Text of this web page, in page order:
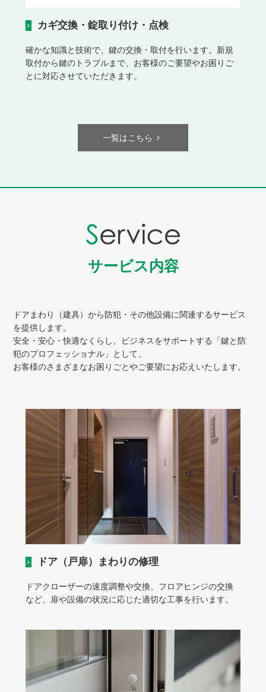
カギ交換・錠取り付け・点検
確かな知識と技術で、鍵の交換・取付を行います。新規
取付から鍵のトラブルまで、お客様のご要望やお困りご
とに対応させていただきます。
一覧はこちら
サービス内容
ドアまわり（建具）から防犯・その他設備に関連するサービス
を提供します。
安全・安心・快適なくらし、ビジネスをサポートする「鍵と防
犯のプロフェッショナル」として、
お客様のさまざまなお困りごとやご要望にお応えいたします。
ドア（戸扉）まわりの修理
ドアクローザーの速度調整や交換、フロアヒンジの交換
など、扉や設備の状況に応じた適切な工事を行います。